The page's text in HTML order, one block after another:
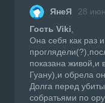
ЯнеЯ 28
Гость Viki
Она себя как раз
показана живой,и
Гуану),и обрела
Долга перед
собратьями по